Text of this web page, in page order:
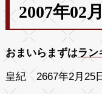
2007年02
おまいらまずはラン
皇紀 2667年2月25